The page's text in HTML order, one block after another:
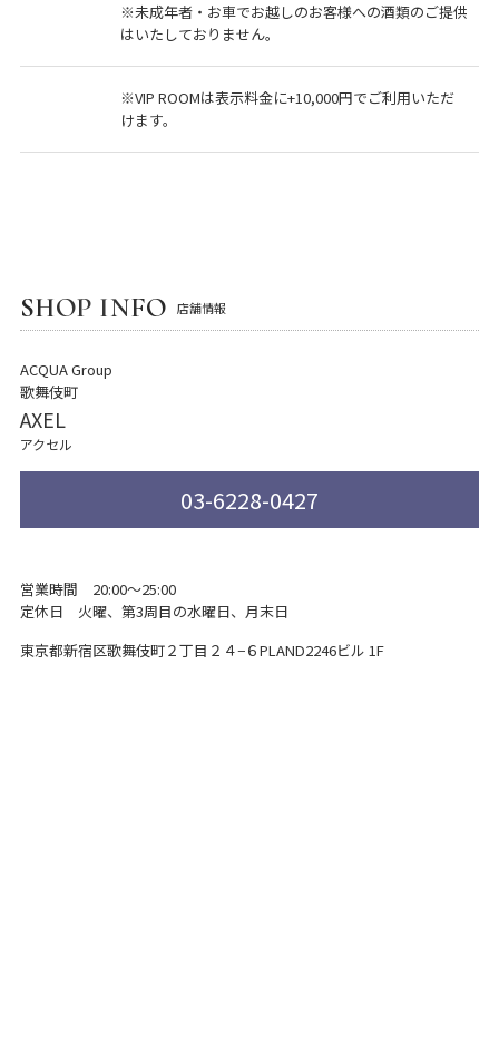
※未成年者・お車でお越しのお客様への酒類のご提供
はいたしておりません。
※VIP ROOMは表示料金に+10,000円でご利用いただ
けます。
SHOP INFO 店舗情報
ACQUA Group
歌舞伎町
AXEL
アクセル
03-6228-0427
営業時間 20:00～25:00
定休日 火曜、第3周目の水曜日、月末日
東京都新宿区歌舞伎町２丁目２４−６PLAND2246ビル 1F